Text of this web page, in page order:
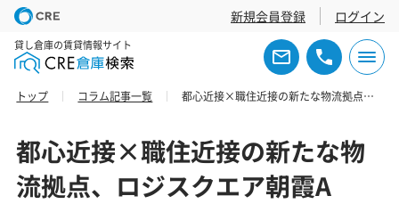
新規会員登録 ログイン
貸し倉庫の賃貸情報サイト
トップ コラム記事一覧 都心近接×職住近接の新たな物流拠点、ロジスクエア朝霞A
都心近接×職住近接の新たな物
流拠点、ロジスクエア朝霞A